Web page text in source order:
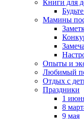
Книги для
Мамины
Опыты и
Любимый
Отдых с
Праздники
1
8
9 мая